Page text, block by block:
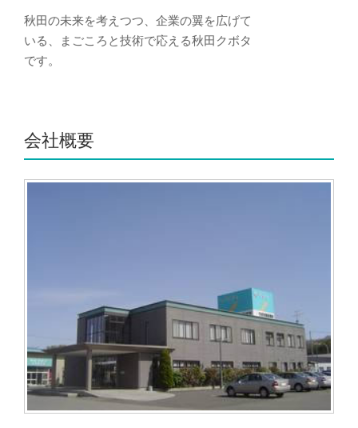
秋田の未来を考えつつ、企業の翼を広げて
いる、まごころと技術で応える秋田クボタ
です。
会社概要